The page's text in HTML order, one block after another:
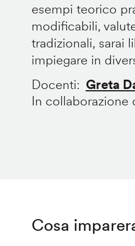
esempi teorico
modificabili,
tradizionali, sarai
impiegare in
Docenti
Greta
In collaborazione
Cosa